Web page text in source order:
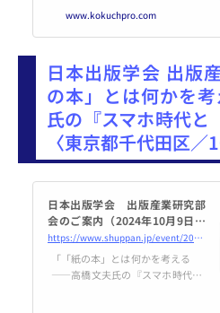
www.kokuchpro.com
日本出版学会 出版
の本」とは何かを
氏の『スマホ時代と
〈東京都千代田区／
日本出版学会 出版産業研究部
会のご案内（2024年10月9日開
催） | 日本出版学会
https://www.shuppan.jp/event/2024/08/31/3079/
「「紙の本」とは何かを考える
――高橋文夫氏の『スマホ時代と